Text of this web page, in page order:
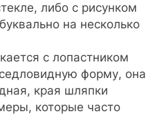
либо с рисунком
на несколько
с лопастником
форму, она
края шляпки
которые часто